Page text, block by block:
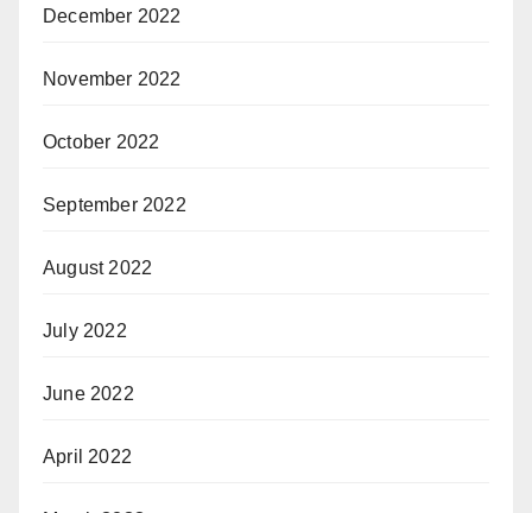
December 2022
November 2022
October 2022
September 2022
August 2022
July 2022
June 2022
April 2022